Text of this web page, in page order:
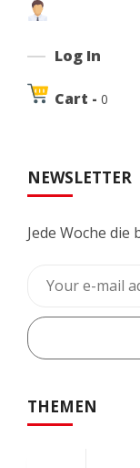
Log In
Cart - 0
NEWSLETTER
Jede Woche
THEMEN